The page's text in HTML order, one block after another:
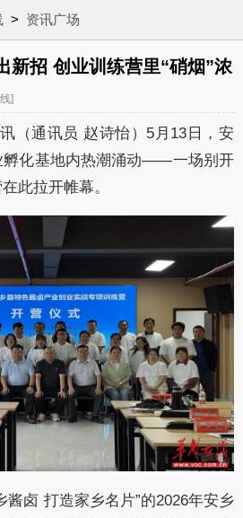
> 资讯广场
新招 创业训练营里“硝烟”浓
]
（通讯员 赵诗怡）5月13日，安
孵化基地内热潮涌动——一场别开
此拉开帷幕。
酱卤 打造家乡名片”的2026年安乡